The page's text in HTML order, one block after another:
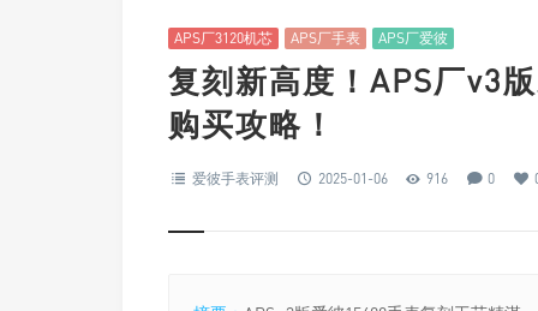
APS厂3120机芯 APS厂手表 APS厂爱彼
复刻新高度！APS厂v3
购买攻略！
爱彼手表评测 2025-01-06 916 0